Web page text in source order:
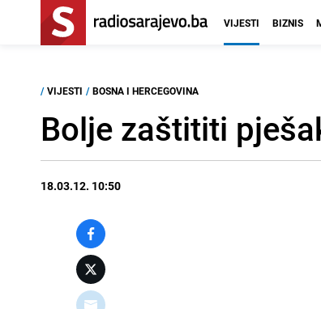
VIJESTI BIZNIS
/ VIJESTI / BOSNA I HERCEGOVINA
Bolje zaštititi
18.03.12. 10:50